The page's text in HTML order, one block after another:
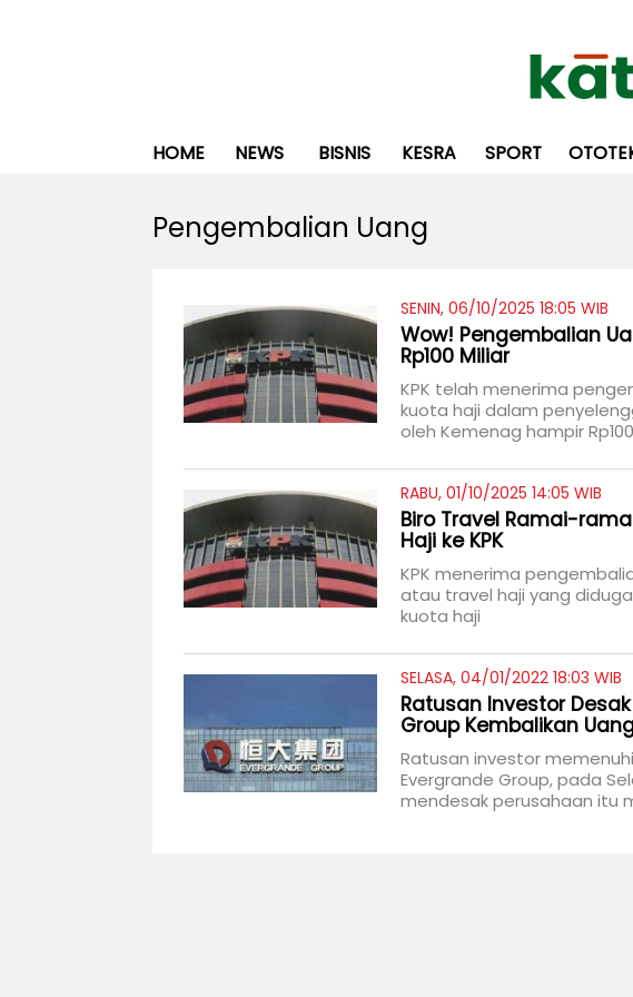
HOME NEWS BISNIS KESRA SPORT
Pengembalian Uang
SENIN, 06/10/2025 18:05 WIB
Wow! Pengembalian
Rp100 Miliar
KPK telah menerima
kuota haji dalam
oleh Kemenag hampir
RABU, 01/10/2025 14:05 WIB
Biro Travel Ramai-
Haji ke KPK
KPK menerima
atau travel haji yang
kuota haji
SELASA, 04/01/2022 18:03 WIB
Ratusan Investor
Group Kembalikan
Ratusan investor
Evergrande Group, pada
mendesak perusahaan itu